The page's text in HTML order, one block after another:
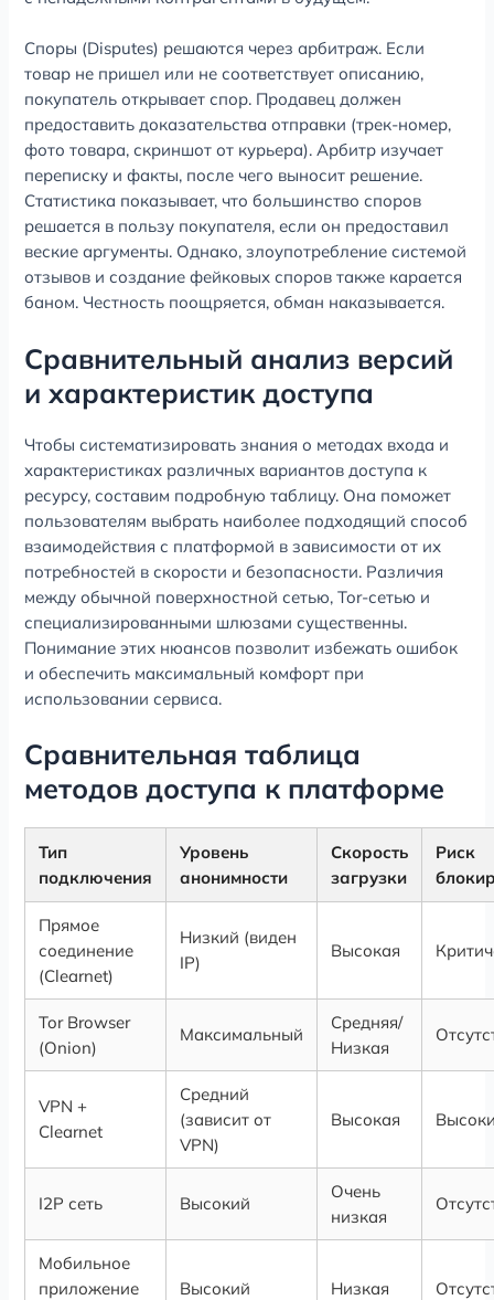
Споры (Disputes) решаются через арбитраж. Если
товар не пришел или не соответствует описанию,
покупатель открывает спор. Продавец должен
предоставить доказательства отправки (трек-номер,
фото товара, скриншот от курьера). Арбитр изучает
переписку и факты, после чего выносит решение.
Статистика показывает, что большинство споров
решается в пользу покупателя, если он предоставил
веские аргументы. Однако, злоупотребление системой
отзывов и создание фейковых споров также карается
баном. Честность поощряется, обман наказывается.
Сравнительный анализ версий
и характеристик доступа
Чтобы систематизировать знания о методах входа и
характеристиках различных вариантов доступа к
ресурсу, составим подробную таблицу. Она поможет
пользователям выбрать наиболее подходящий способ
взаимодействия с платформой в зависимости от их
потребностей в скорости и безопасности. Различия
между обычной поверхностной сетью, Tor-сетью и
специализированными шлюзами существенны.
Понимание этих нюансов позволит избежать ошибок
и обеспечить максимальный комфорт при
использовании сервиса.
Сравнительная таблица
методов доступа к платформе
Тип
подключения
Уровень
анонимности
Скорость
загрузки
Риск
Прямое
соединение
(Clearnet)
Низкий (виден
IP)
Высокая
Tor Browser
(Onion)
Максимальный
Средняя/
Низкая
VPN +
Clearnet
Средний
(зависит от
VPN)
Высокая
I2P сеть Высокий
Очень
низкая
Мобильное
приложение
Высокий Низкая